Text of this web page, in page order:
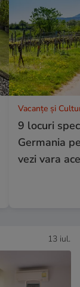
Vacanțe și
9 locuri
Germania
vezi vara
13 iul.